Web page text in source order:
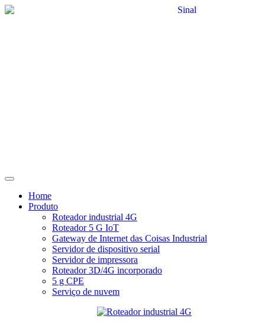
Home
Produto
Roteador industrial 4G
Roteador 5 G IoT
Gateway de Internet das Coisas Industrial
Servidor de dispositivo serial
Servidor de impressora
Roteador 3D/4G incorporado
5 g CPE
Serviço de nuvem